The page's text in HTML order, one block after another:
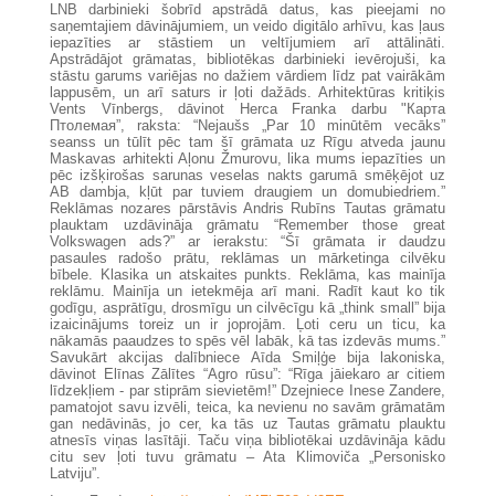
LNB darbinieki šobrīd apstrādā datus, kas pieejami no
saņemtajiem dāvinājumiem, un veido digitālo arhīvu, kas ļaus
iepazīties ar stāstiem un veltījumiem arī attālināti.
Apstrādājot grāmatas, bibliotēkas darbinieki ievērojuši, ka
stāstu garums variējas no dažiem vārdiem līdz pat vairākām
lappusēm, un arī saturs ir ļoti dažāds. Arhitektūras kritiķis
Vents Vīnbergs, dāvinot Herca Franka darbu "Карта
Птолемая”, raksta: “Nejaušs „Par 10 minūtēm vecāks”
seanss un tūlīt pēc tam šī grāmata uz Rīgu atveda jaunu
Maskavas arhitekti Aļonu Žmurovu, lika mums iepazīties un
pēc izšķirošas sarunas veselas nakts garumā smēķējot uz
AB dambja, kļūt par tuviem draugiem un domubiedriem.”
Reklāmas nozares pārstāvis Andris Rubīns Tautas grāmatu
plauktam uzdāvināja grāmatu “Remember those great
Volkswagen ads?” ar ierakstu: “Šī grāmata ir daudzu
pasaules radošo prātu, reklāmas un mārketinga cilvēku
bībele. Klasika un atskaites punkts. Reklāma, kas mainīja
reklāmu. Mainīja un ietekmēja arī mani. Radīt kaut ko tik
godīgu, asprātīgu, drosmīgu un cilvēcīgu kā „think small” bija
izaicinājums toreiz un ir joprojām. Ļoti ceru un ticu, ka
nākamās paaudzes to spēs vēl labāk, kā tas izdevās mums.”
Savukārt akcijas dalībniece Aīda Smiļģe bija lakoniska,
dāvinot Elīnas Zālītes “Agro rūsu”: “Rīga jāiekaro ar citiem
līdzekļiem - par stiprām sievietēm!” Dzejniece Inese Zandere,
pamatojot savu izvēli, teica, ka nevienu no savām grāmatām
gan nedāvinās, jo cer, ka tās uz Tautas grāmatu plauktu
atnesīs viņas lasītāji. Taču viņa bibliotēkai uzdāvināja kādu
citu sev ļoti tuvu grāmatu – Ata Klimoviča „Personisko
Latviju”.